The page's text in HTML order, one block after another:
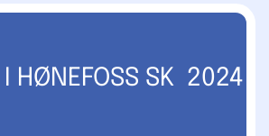
I HØNEFOSS SK 2024